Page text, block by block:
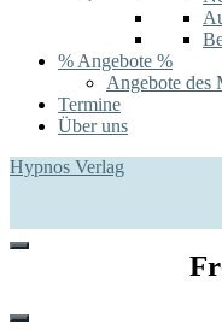
% Angebote %
Angebote des
Termine
Über uns
Hypnos Verlag